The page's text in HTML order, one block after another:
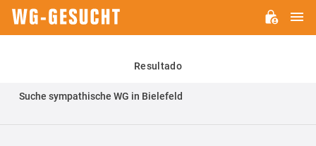
Resultado
Suche sympathische WG in Bielefeld